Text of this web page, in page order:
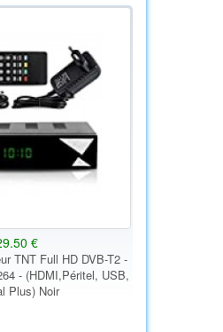
€
TNT Full HD DVB-T2 -
- (HDMI,Péritel, USB,
Plus) Noir